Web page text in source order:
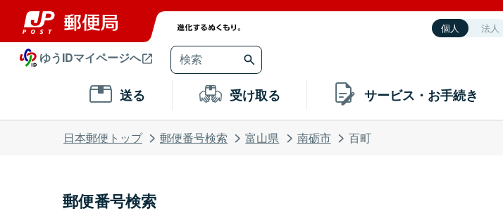
個人 法人
ゆうIDマイページへ
送る 受け取る サービス・お手続き
日本郵便トップ 郵便番号検索 富山県 南砺市 百町
郵便番号検索